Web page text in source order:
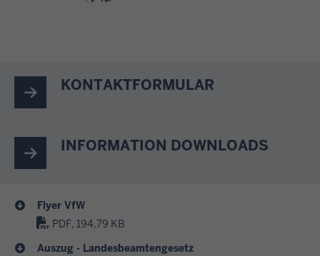
KONTAKTFORMULAR
INFORMATION DOWNLOADS
Flyer VfW
PDF, 194,79 KB
Auszug - Landesbeamtengesetz